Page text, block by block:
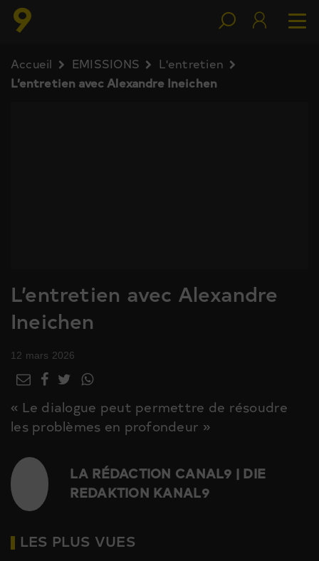
Accueil EMISSIONS
L'entretien
L’entretien avec Alexandre Ineichen
L’entretien avec Alexandre
Ineichen
12 mars 2026
« Le dialogue peut permettre de résoudre
les problèmes en profondeur »
LA RÉDACTION CANAL9 | DIE
REDAKTION KANAL9
LES PLUS VUES